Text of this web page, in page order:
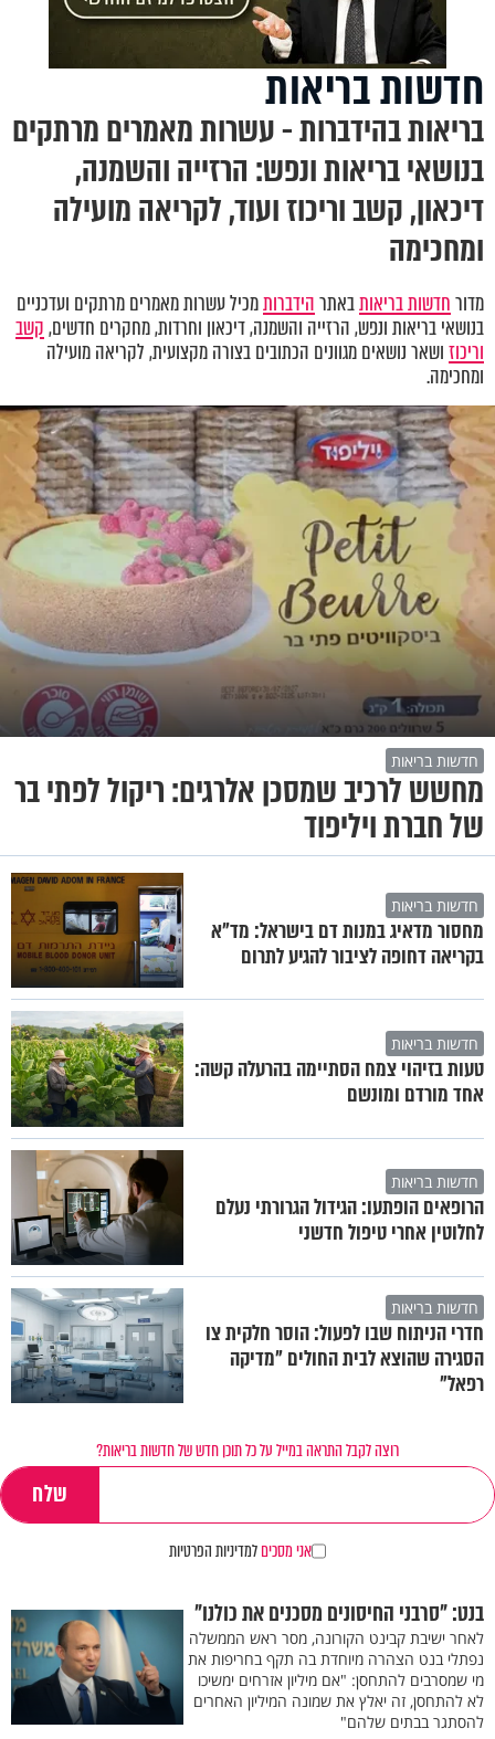
חדשות בריאות
בריאות בהידברות - עשרות מאמרים מרתקים
בנושאי בריאות ונפש: הרזייה והשמנה,
דיכאון, קשב וריכוז ועוד, לקריאה מועילה
ומחכימה
מדורחדשות בריאותבאתרהידברותמכיל עשרות מאמרים מרתקים ועדכניים
בנושאי בריאות ונפש,הרזייה והשמנה, דיכאון וחרדות,מחקרים חדשים,קשב
וריכוזושאר נושאים מגוונים הכתובים בצורה מקצועית, לקריאה מועילה
ומחכימה.
חדשות בריאות
מחשש לרכיב שמסכן אלרגים: ריקול לפתי בר
של חברת ויליפוד
חדשות בריאות
מחסור מדאיג במנות דם בישראל: מד"א
בקריאה דחופה לציבור להגיע לתרום
חדשות בריאות
טעות בזיהוי צמח הסתיימה בהרעלה קשה:
אחד מורדם ומונשם
חדשות בריאות
הרופאים הופתעו: הגידול הגרורתי נעלם
לחלוטין אחרי טיפול חדשני
חדשות בריאות
חדרי הניתוח שבו לפעול: הוסר חלקית צו
הסגירה שהוצא לבית החולים "מדיקה
רפאל"
רוצה לקבל התראה במייל על כל תוכן חדש של חדשות בריאות?
אני מסכיםלמדיניות הפרטיות
בנט: "סרבני החיסונים מסכנים את כולנו"
לאחר ישיבת קבינט הקורונה, מסר ראש הממשלה
נפתלי בנט הצהרה מיוחדת בה תקף בחריפות את
מי שמסרבים להתחסן: "אם מיליון אזרחים ימשיכו
לא להתחסן, זה יאלץ את שמונה המיליון האחרים
להסתגר בבתים שלהם"